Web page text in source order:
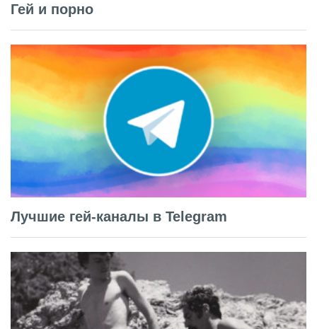
Гей и порно
Лучшие гей-каналы в Telegram